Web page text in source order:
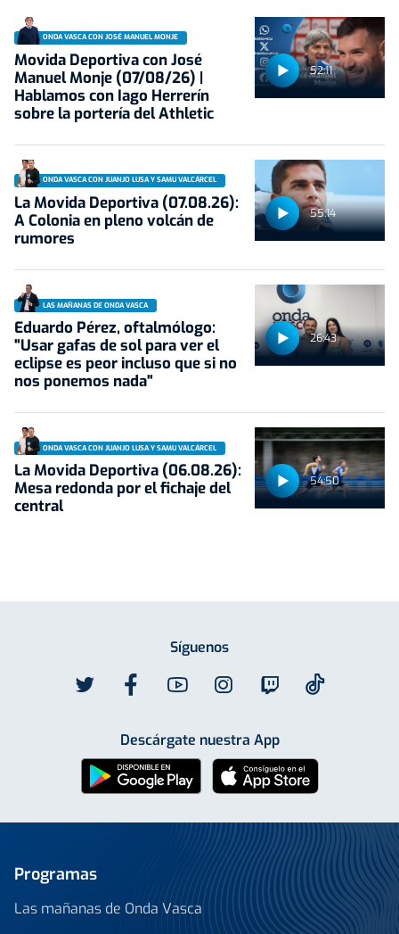
52:11
ONDA VASCA CON JOSÉ MANUEL MONJE
Movida Deportiva con José
Manuel Monje (07/08/26) |
Hablamos con Iago Herrerín
sobre la portería del Athletic
55:14
ONDA VASCA CON JUANJO LUSA Y SAMU VALCÁRCEL
La Movida Deportiva (07.08.26):
A Colonia en pleno volcán de
rumores
26:43
LAS MAÑANAS DE ONDA VASCA
Eduardo Pérez, oftalmólogo:
"Usar gafas de sol para ver el
eclipse es peor incluso que si no
nos ponemos nada"
54:50
ONDA VASCA CON JUANJO LUSA Y SAMU VALCÁRCEL
La Movida Deportiva (06.08.26):
Mesa redonda por el fichaje del
central
Síguenos
Descárgate nuestra App
Programas
Las mañanas de Onda Vasca